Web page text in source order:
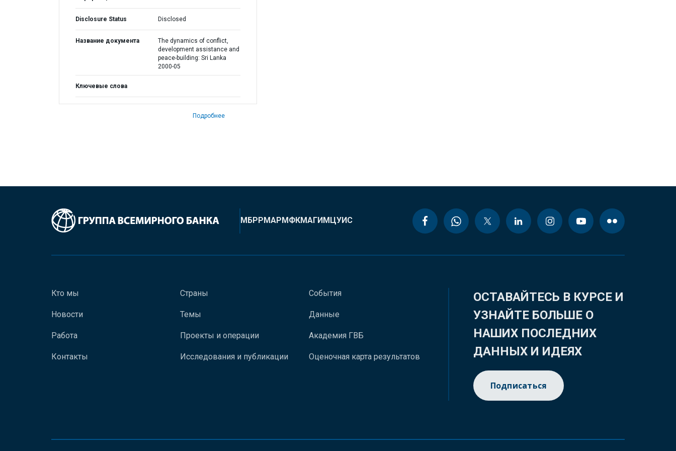
Disclosure Status Disclosed
Название документа
The dynamics of conflict,
development assistance and
peace-building: Sri Lanka
2000-05
Ключевые слова
Подробнее
МБРРМАРМФКМАГИМЦУИС
Кто мы
Новости
Работа
Контакты
Страны
Темы
Проекты и операции
Исследования и публикации
События
Данные
Академия ГВБ
Оценочная карта результатов
ОСТАВАЙТЕСЬ В КУРСЕ И
УЗНАЙТЕ БОЛЬШЕ О
НАШИХ ПОСЛЕДНИХ
ДАННЫХ И ИДЕЯХ
Подписаться